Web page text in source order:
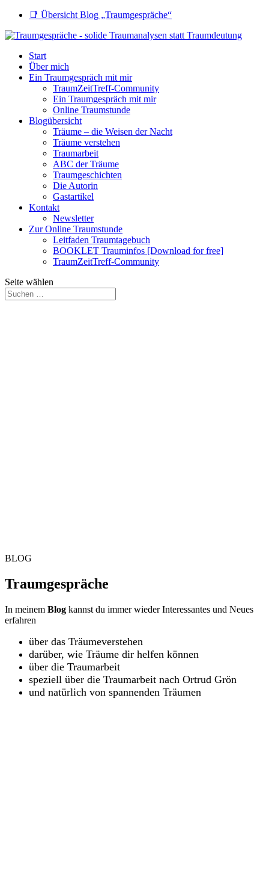
📑 Übersicht Blog „Traumgespräche“
Start
Über mich
Ein Traumgespräch mit mir
TraumZeitTreff-Community
Ein Traumgespräch mit mir
Online Traumstunde
Blogübersicht
Träume – die Weisen der Nacht
Träume verstehen
Traumarbeit
ABC der Träume
Traumgeschichten
Die Autorin
Gastartikel
Kontakt
Newsletter
Zur Online Traumstunde
Leitfaden Traumtagebuch
BOOKLET Trauminfos [Download for free]
TraumZeitTreff-Community
Seite wählen
BLOG
Traumgespräche
In meinem Blog kannst du immer wieder Interessantes und Neues
erfahren
über das Träumeverstehen
darüber, wie Träume dir helfen können
über die Traumarbeit
speziell über die Traumarbeit nach Ortrud Grön
und natürlich von spannenden Träumen